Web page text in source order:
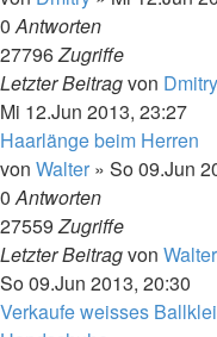
0Antworten
27796Zugriffe
Letzter Beitragvon Dmitry
Mi 12.Jun 2013, 23:27
Haarlänge beim Herren
von Walter » So 09.Jun
0Antworten
27559Zugriffe
Letzter Beitragvon Walter
So 09.Jun 2013, 20:30
Verkaufe weisses